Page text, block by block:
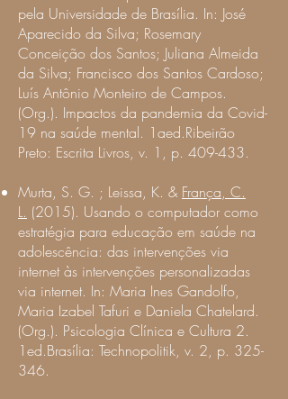
pela Universidade de Brasília. In: José
Aparecido da Silva; Rosemary
Conceição dos Santos; Juliana Almeida
da Silva; Francisco dos Santos Cardoso;
Luís Antônio Monteiro de Campos.
(Org.). Impactos da pandemia da Covid-
19 na saúde mental. 1aed.Ribeirão
Preto: Escrita Livros, v. 1, p. 409-433.
Murta, S. G. ; Leissa, K. & França, C.
L. (2015). Usando o computador como
estratégia para educação em saúde na
adolescência: das intervenções via
internet às intervenções personalizadas
via internet. In: Maria Ines Gandolfo,
Maria Izabel Tafuri e Daniela Chatelard.
(Org.). Psicologia Clínica e Cultura 2.
1ed.Brasília: Technopolitik, v. 2, p. 325-
346.